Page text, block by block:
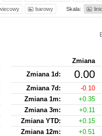
barowy Skala:
Zmiana
Zmiana 1d:
0.00
Zmiana 7d: -0.10
Zmiana 1m:
+0.35
Zmiana 3m:
+0.11
Zmiana YTD:
+0.15
Zmiana 12m:
+0.51